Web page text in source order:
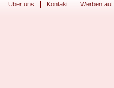
Über uns Kontakt Werben